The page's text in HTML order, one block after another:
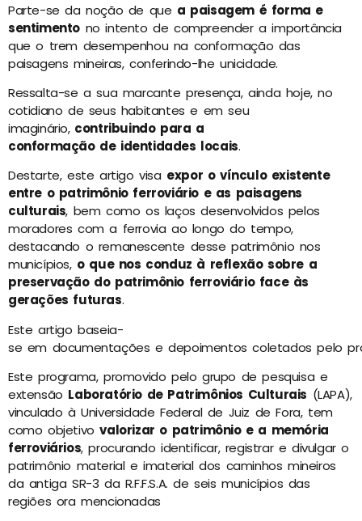
Parte-se da noção de que a paisagem é forma e
sentimento no intento de compreender a importância
que o trem desempenhou na conformação das
paisagens mineiras, conferindo-lhe unicidade.
Ressalta-se a sua marcante presença, ainda hoje, no
cotidiano de seus habitantes e em seu
imaginário,contribuindo para a
conformação de identidades locais.
Destarte, este artigo visa expor o vínculo existente
entre o patrimônio ferroviário e as paisagens
culturais, bem como os laços desenvolvidos pelos
moradores com a ferrovia ao longo do tempo,
destacando o remanescente desse patrimônio nos
municípios, o que nos conduz à reflexão sobre a
preservação do patrimônio ferroviário face às
gerações futuras.
Este artigo baseia-
se em documentações e depoimentos coletados pelo
Este programa, promovido pelo grupo de pesquisa e
extensão Laboratório de Patrimônios Culturais (LAPA),
vinculado à Universidade Federal de Juiz de Fora, tem
como objetivovalorizar o patrimônio e a memória
ferroviários, procurando identificar, registrar e divulgar o
patrimônio material e imaterial dos caminhos mineiros
da antiga SR-3 da R.F.F.S.A. de seis municípios das
regiões ora mencionadas